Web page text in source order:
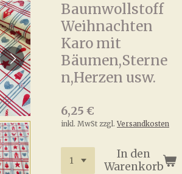
Baumwollstoff
Weihnachten
Karo mit
Bäumen,Sterne
n,Herzen usw.
6,25 €
inkl. MwSt zzgl.Versandkosten
In den
Warenkorb